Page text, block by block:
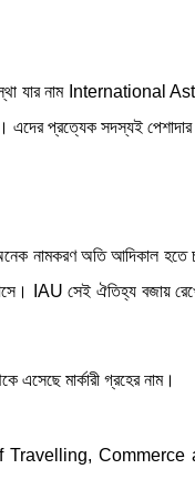
যার নাম
প্রত্যেক সদস্যই পেশাদার
নামকরণ অতি আদিকাল
IAU সেই ঐতিহ্য বজায়
এসেছে মার্কারী গ্রহের নাম।
of Travelling, Commerce